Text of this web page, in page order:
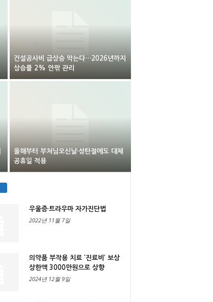
건설공사비 급상승 막는다…2026년까지
상승률 2% 안팎 관리
올해부터 부처님오신날·성탄절에도 대체
공휴일 적용
우울증·트라우마 자가진단법
2022년 11월 7일
의약품 부작용 치료 ‘진료비’ 보상
상한액 3000만원으로 상향
2024년 12월 9일